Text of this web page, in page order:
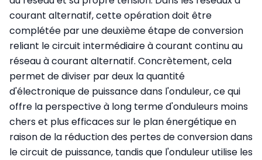
courant alternatif, cette opération doit être
complétée par une deuxième étape de conversion
reliant le circuit intermédiaire à courant continu au
réseau à courant alternatif. Concrètement, cela
permet de diviser par deux la quantité
d'électronique de puissance dans l'onduleur, ce qui
offre la perspective à long terme d'onduleurs moins
chers et plus efficaces sur le plan énergétique en
raison de la réduction des pertes de conversion dans
le circuit de puissance, tandis que l'onduleur utilise les